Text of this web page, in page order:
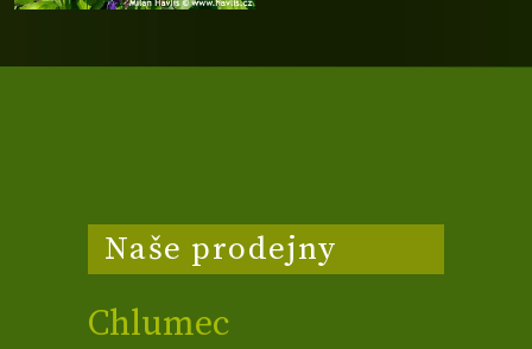
Naše prodejny
Chlumec